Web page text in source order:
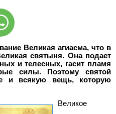
Великая агиасма, что в
святыня. Она подает
и телесных, гасит пламя
силы. Поэтому святой
и вся­кую вещь, которую
Великое